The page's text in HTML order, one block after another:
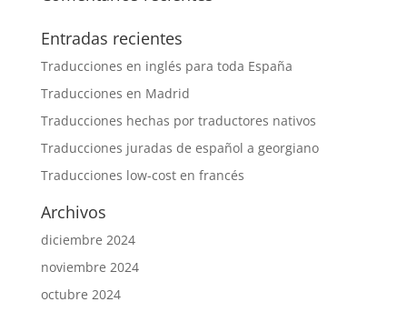
Entradas recientes
Traducciones en inglés para toda España
Traducciones en Madrid
Traducciones hechas por traductores nativos
Traducciones juradas de español a georgiano
Traducciones low-cost en francés
Archivos
diciembre 2024
noviembre 2024
octubre 2024